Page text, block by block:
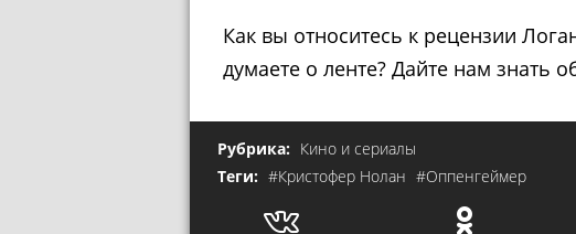
Как вы относитесь к рецензии
думаете о ленте? Дайте нам знать
Рубрика: Кино и сериалы
Теги: #Кристофер Нолан #Оппенгеймер